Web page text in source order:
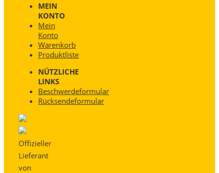
MEIN
KONTO
Mein
Konto
Warenkorb
Produktliste
NÜTZLICHE
LINKS
Beschwerdeformular
Rücksendeformular
Offizieller
Lieferant
von